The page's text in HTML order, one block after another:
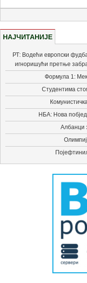
НАЈЧИТАНИЈЕ
РТ: Водећи европски
игноришући претње
Формула 1:
Студентима
НБА: Нова
Албанци